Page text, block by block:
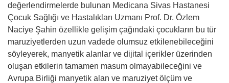
değerlendirmelerde bulunan Medicana Sivas Hastanesi
Çocuk Sağlığı ve Hastalıkları Uzmanı Prof. Dr. Özlem
Naciye Şahin özellikle gelişim çağındaki çocukların bu tür
maruziyetlerden uzun vadede olumsuz etkilenebileceğini
söyleyerek, manyetik alanlar ve dijital içerikler üzerinden
oluşan etkilerin tamamen masum olmayabileceğini ve
Avrupa Birliği manyetik alan ve maruziyet ölçüm ve